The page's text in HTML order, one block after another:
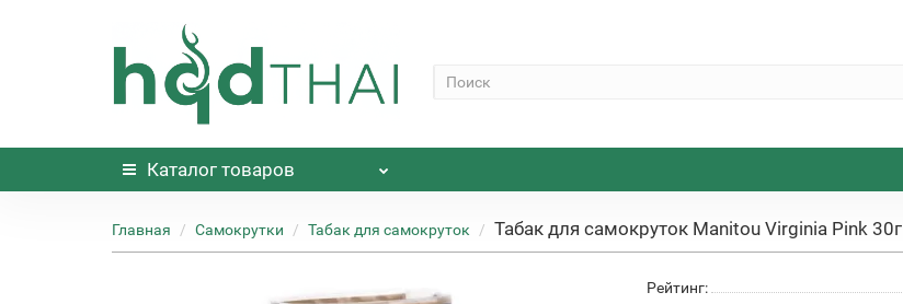
Каталог товаров
Главная Самокрутки Табак для самокруток Табак для самокруток Manitou Virginia Pink 30г
Рейтинг: